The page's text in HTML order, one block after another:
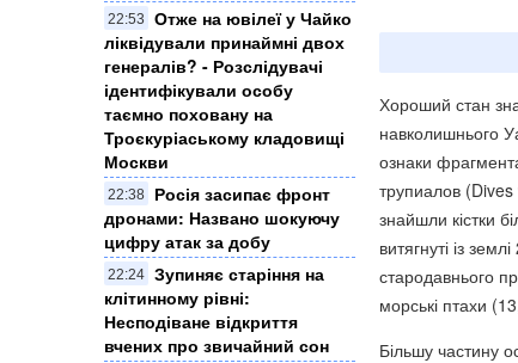
22:53
Отже на ювілеї у Чайко
ліквідували принаймні двох
генералів? - Розслідувачі
ідентифікували особу
таємно поховану на
Троєкуріаському кладовищі
Москви
22:38
Росія засипає фронт
дронами: Названо шокуючу
цифру атак за добу
22:24 Зупиняє старіння на
клітинному рівні:
Несподіване відкриття
вчених про звичайний сон
Хороший стан
навколишнього
ознаки
трупиалов (Dives
знайшли кістки
витягнуті із
стародавнього
морські птахи
Більшу частину